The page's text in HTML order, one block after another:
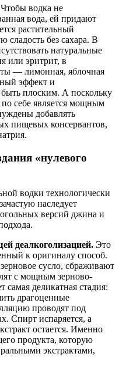
Чтобы водка не
вода, ей придают
растительный
без сахара. В
натуральные
или эритрит, в
— лимонная, яблочная
эффект и
плоским. А поскольку
по себе является мощным
добавлять
пищевых консервантов,
«нулевого
водки технологически
наследует
версий джина и
деалкоголизацией. Это
к оригиналу способ.
сусло, сбраживают
с мощным зерново-
деликатная стадия:
драгоценные
проводят под
Спирт испаряется, а
остается. Именно
продукта, которую
экстрактами,